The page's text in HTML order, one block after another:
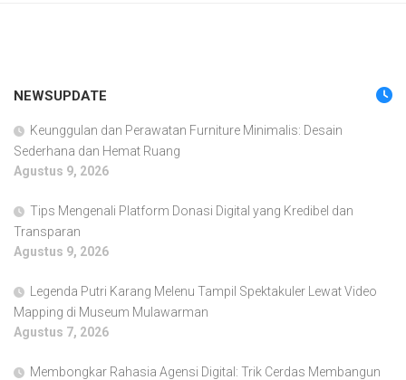
NEWSUPDATE
Keunggulan dan Perawatan Furniture Minimalis: Desain
Sederhana dan Hemat Ruang
Agustus 9, 2026
Tips Mengenali Platform Donasi Digital yang Kredibel dan
Transparan
Agustus 9, 2026
Legenda Putri Karang Melenu Tampil Spektakuler Lewat Video
Mapping di Museum Mulawarman
Agustus 7, 2026
Membongkar Rahasia Agensi Digital: Trik Cerdas Membangun